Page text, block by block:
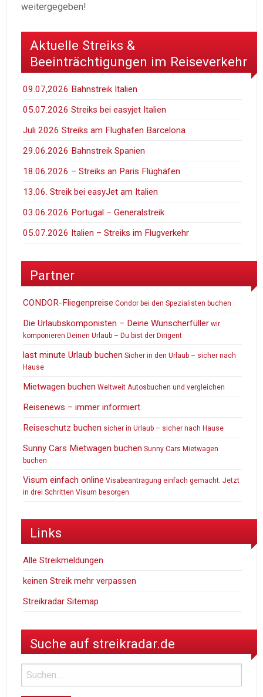
weitergegeben!
Aktuelle Streiks &
Beeinträchtigungen im Reiseverkehr
09.07,2026 Bahnstreik Italien
05.07.2026 Streiks bei easyjet Italien
Juli 2026 Streiks am Flughafen Barcelona
29.06.2026 Bahnstreik Spanien
18.06.2026 – Streiks an Paris Flüghäfen
13.06. Streik bei easyJet am Italien
03.06.2026 Portugal – Generalstreik
05.07.2026 Italien – Streiks im Flugverkehr
Partner
CONDOR-Fliegenpreise Condor bei den Spezialisten buchen
Die Urlaubskomponisten – Deine Wunscherfüller wir
komponieren Deinen Urlaub – Du bist der Dirigent
last minute Urlaub buchen Sicher in den Urlaub – sicher nach
Hause
Mietwagen buchen Weltweit Autosbuchen und vergleichen
Reisenews – immer informiert
Reiseschutz buchen sicher in Urlaub – sicher nach Hause
Sunny Cars Mietwagen buchen Sunny Cars Mietwagen
buchen
Visum einfach online Visabeantragung einfach gemacht. Jetzt
in drei Schritten Visum besorgen
Links
Alle Streikmeldungen
keinen Streik mehr verpassen
Streikradar Sitemap
Suche auf streikradar.de